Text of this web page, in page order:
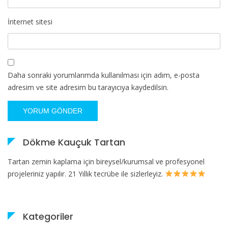
İnternet sitesi
Daha sonraki yorumlarımda kullanılması için adım, e-posta
adresim ve site adresim bu tarayıcıya kaydedilsin.
Dökme Kauçuk Tartan
Tartan zemin kaplama için bireysel/kurumsal ve profesyonel
projeleriniz yapılır. 21 Yıllık tecrübe ile sizlerleyiz.
Kategoriler